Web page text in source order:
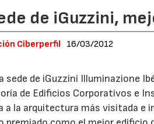
de iGuzzini,
Ciberperfil 16/03/2012
sede de iGuzzini Illuminazione
de Edificios Corporativos e
a la arquitectura más visitada e